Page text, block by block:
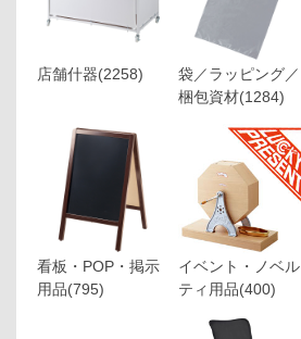
店舗什器(2258)
袋／ラッピング／
梱包資材(1284)
看板・POP・掲示
用品(795)
イベント・ノベル
ティ用品(400)